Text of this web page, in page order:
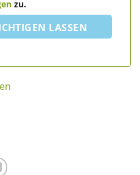
zu.
LASSEN